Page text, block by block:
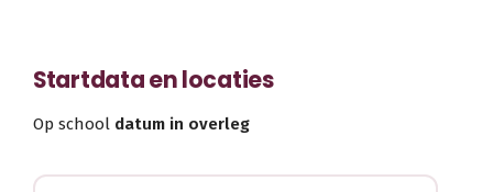
Startdata en locaties
Op school datum in overleg